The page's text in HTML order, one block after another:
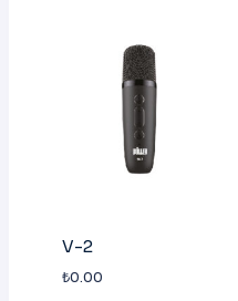
V-2
₺0.00